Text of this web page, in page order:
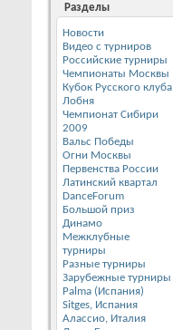
Разделы
Новости
Видео с турниров
Российские турниры
Чемпионаты Москвы
Кубок Русского клуба
Лобня
Чемпионат Сибири
2009
Вальс Победы
Огни Москвы
Первенства России
Латинский квартал
DanceForum
Большой приз
Динамо
Межклубные
турниры
Разные турниры
Зарубежные турниры
Palma (Испания)
Sitges, Испания
Алассио, Италия